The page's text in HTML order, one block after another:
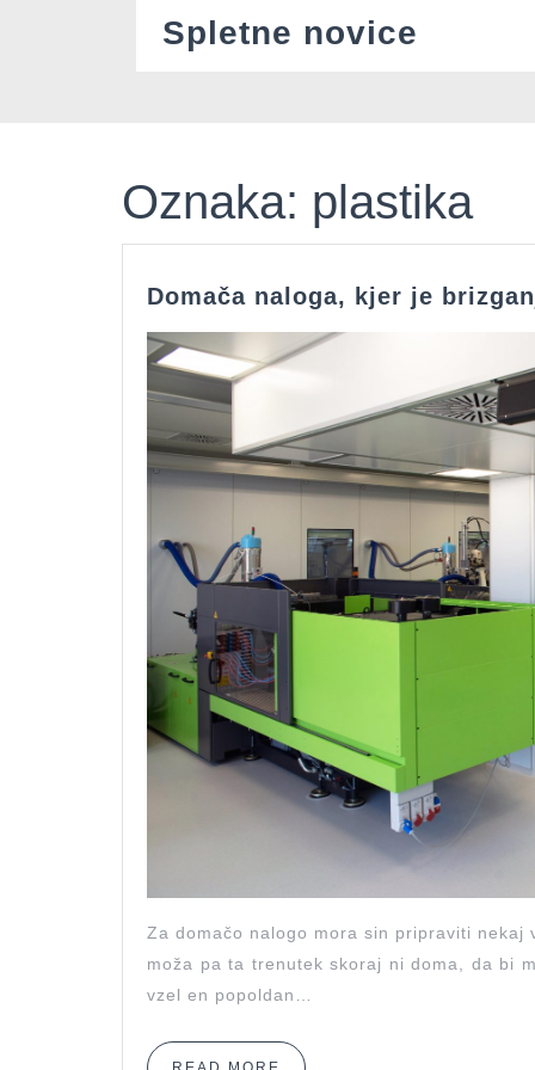
Spletne novice
Oznaka: plastika
Domača naloga, kjer je
Za domačo nalogo mora sin pripraviti
moža pa ta trenutek skoraj ni doma, da bi
vzel en popoldan…
READ